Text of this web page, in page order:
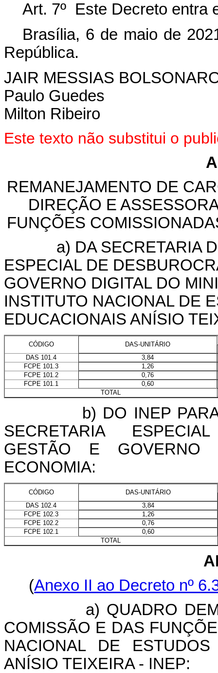
Art. 7º Este Decreto entra
Brasília, 6 de maio de
República.
JAIR MESSIAS
Paulo Guedes
Milton Ribeiro
Este texto não substitui o
REMANEJAMENTO DE
DIREÇÃO E
FUNÇÕES
a) DA SECRETARIA DE
ESPECIAL DE
GOVERNO DIGITAL DO
INSTITUTO NACIONAL DE
EDUCACIONAIS ANÍSIO
CÓDIGO
DAS-UNITÁRIO
DAS 101.4
3,84
FCPE 101.3
1,26
FCPE 101.2
0,76
FCPE 101.1
0,60
TOTAL
b) DO INEP PARA A
SECRETARIA
GESTÃO E GOVERNO
ECONOMIA:
CÓDIGO
DAS-UNITÁRIO
DAS 102.4
3,84
FCPE 102.3
1,26
FCPE 102.2
0,76
FCPE 102.1
0,60
TOTAL
(Anexo II ao Decreto nº
a) QUADRO
COMISSÃO E DAS
NACIONAL DE
ANÍSIO TEIXEIRA - INEP: